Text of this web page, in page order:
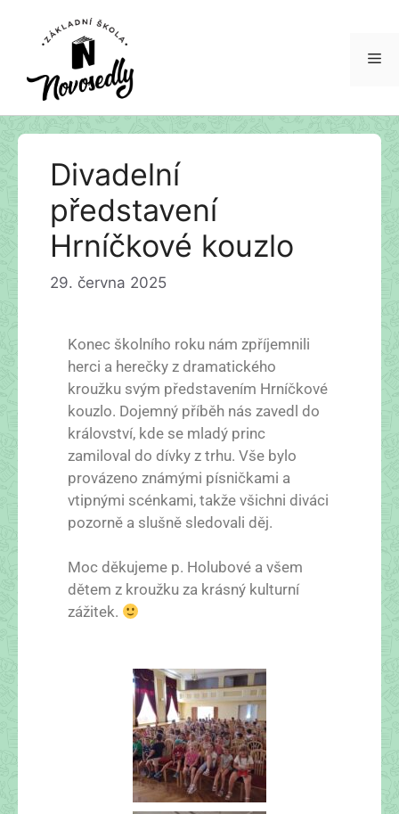
Divadelní
představení
Hrníčkové kouzlo
29. června 2025
Konec školního roku nám zpříjemnili
herci a herečky z dramatického
kroužku svým představením Hrníčkové
kouzlo. Dojemný příběh nás zavedl do
království, kde se mladý princ
zamiloval do dívky z trhu. Vše bylo
provázeno známými písničkami a
vtipnými scénkami, takže všichni diváci
pozorně a slušně sledovali děj.
Moc děkujeme p. Holubové a všem
dětem z kroužku za krásný kulturní
zážitek.